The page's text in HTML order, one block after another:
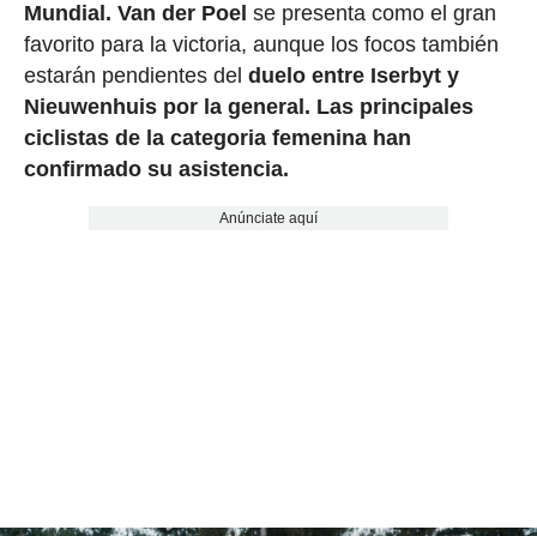
Mundial. Van der Poel se presenta como el gran
favorito para la victoria, aunque los focos también
estarán pendientes del duelo entre Iserbyt y
Nieuwenhuis por la general. Las principales
ciclistas de la categoria femenina han
confirmado su asistencia.
Anúnciate aquí